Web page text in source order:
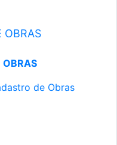
OBRAS
OBRAS
de Obras